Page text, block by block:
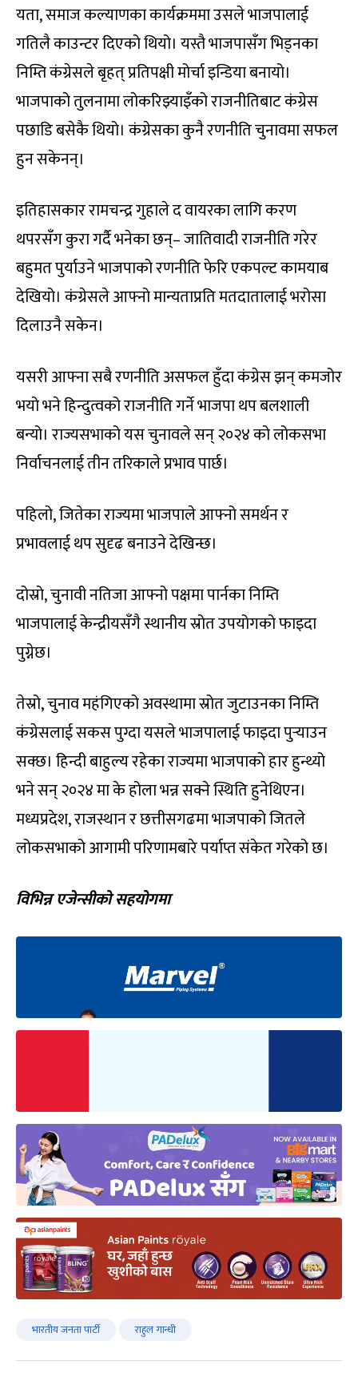
यता, समाज कल्याणका कार्यक्रममा उसले भाजपालाई
गतिलै काउन्टर दिएको थियो। यस्तै भाजपासँग भिड्नका
निम्ति कंग्रेसले बृहत् प्रतिपक्षी मोर्चा इन्डिया बनायो।
भाजपाको तुलनामा लोकरिझ्याइँको राजनीतिबाट कंग्रेस
पछाडि बसेकै थियो। कंग्रेसका कुनै रणनीति चुनावमा सफल
हुन सकेनन्।
इतिहासकार रामचन्द्र गुहाले द वायरका लागि करण
थपरसँग कुरा गर्दै भनेका छन्– जातिवादी राजनीति गरेर
बहुमत पुर्याउने भाजपाको रणनीति फेरि एकपल्ट कामयाब
देखियो। कंग्रेसले आफ्नो मान्यताप्रति मतदातालाई भरोसा
दिलाउनै सकेन।
यसरी आफ्ना सबै रणनीति असफल हुँदा कंग्रेस झन् कमजोर
भयो भने हिन्दुत्वको राजनीति गर्ने भाजपा थप बलशाली
बन्यो। राज्यसभाको यस चुनावले सन् २०२४ को लोकसभा
निर्वाचनलाई तीन तरिकाले प्रभाव पार्छ।
पहिलो, जितेका राज्यमा भाजपाले आफ्नो समर्थन र
प्रभावलाई थप सुदृढ बनाउने देखिन्छ।
दोस्रो, चुनावी नतिजा आफ्नो पक्षमा पार्नका निम्ति
भाजपालाई केन्द्रीयसँगै स्थानीय स्रोत उपयोगको फाइदा
पुग्नेछ।
तेस्रो, चुनाव महंगिएको अवस्थामा स्रोत जुटाउनका निम्ति
कंग्रेसलाई सकस पुग्दा यसले भाजपालाई फाइदा पुर्‍याउन
सक्छ। हिन्दी बाहुल्य रहेका राज्यमा भाजपाको हार हुन्थ्यो
भने सन् २०२४ मा के होला भन्न सक्ने स्थिति हुनेथिएन।
मध्यप्रदेश, राजस्थान र छत्तीसगढमा भाजपाको जितले
लोकसभाको आगामी परिणामबारे पर्याप्त संकेत गरेको छ।
विभिन्न एजेन्सीको सहयोगमा
भारतीय जनता पार्टी राहुल गान्धी